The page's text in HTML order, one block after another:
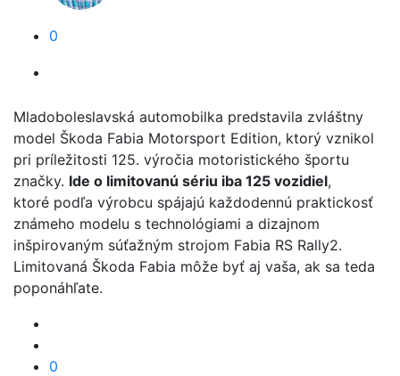
0
Mladoboleslavská automobilka predstavila zvláštny
model Škoda Fabia Motorsport Edition, ktorý vznikol
pri príležitosti 125. výročia motoristického športu
značky. Ide o limitovanú sériu iba 125 vozidiel,
ktoré podľa výrobcu spájajú každodennú praktickosť
známeho modelu s technológiami a dizajnom
inšpirovaným súťažným strojom Fabia RS Rally2.
Limitovaná Škoda Fabia môže byť aj vaša, ak sa teda
poponáhľate.
0